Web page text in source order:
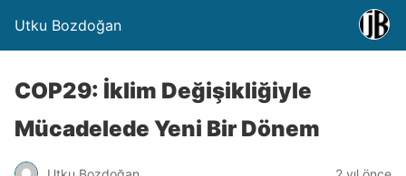
Utku Bozdoğan
COP29: İklim Değişikliğiyle
Mücadelede Yeni Bir Dönem